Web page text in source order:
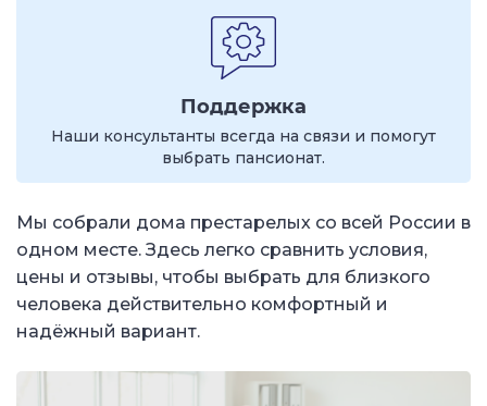
Поддержка
Наши консультанты всегда на связи и помогут
выбрать пансионат.
Мы собрали дома престарелых со всей России в
одном месте. Здесь легко сравнить условия,
цены и отзывы, чтобы выбрать для близкого
человека действительно комфортный и
надёжный вариант.